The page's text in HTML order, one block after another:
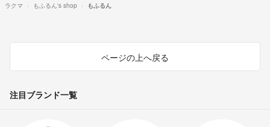
ラクマ もふるん's shop もふるん
ページの上へ戻る
注目ブランド一覧